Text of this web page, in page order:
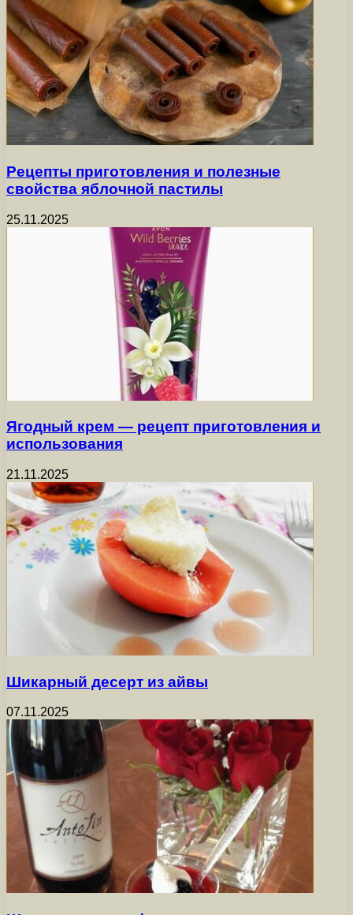
Рецепты приготовления и полезные
свойства яблочной пастилы
25.11.2025
Ягодный крем — рецепт приготовления и
использования
21.11.2025
Шикарный десерт из айвы
07.11.2025